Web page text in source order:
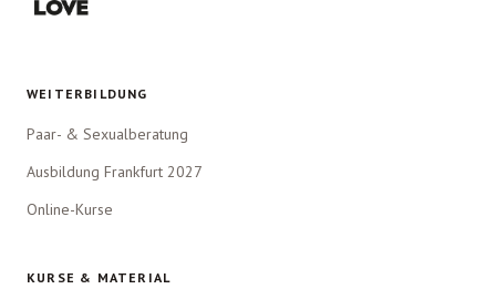
WEITERBILDUNG
Paar- & Sexualberatung
Ausbildung Frankfurt 2027
Online-Kurse
KURSE & MATERIAL